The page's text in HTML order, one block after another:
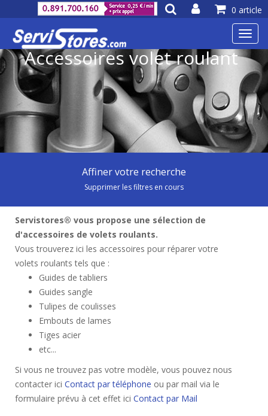
0 article
Accessoires volet roulant
Affiner votre recherche
Supprimer les filtres en cours
Servistores® vous propose une sélection de
d'accessoires de volets roulants.
Vous trouverez ici les accessoires pour réparer votre
volets roulants tels que :
Guides de tabliers
Guides sangle
Tulipes de coulisses
Embouts de lames
Tiges acier
etc...
Si vous ne trouvez pas votre modèle, vous pouvez nous
contacter ici Contact par téléphone ou par mail via le
formulaire prévu à cet effet ici Contact par Mail